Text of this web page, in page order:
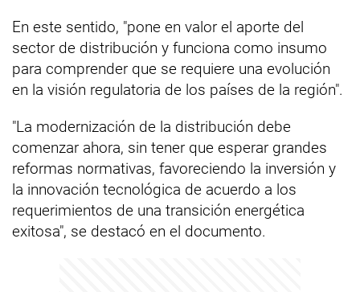
En este sentido, "pone en valor el aporte del
sector de distribución y funciona como insumo
para comprender que se requiere una evolución
en la visión regulatoria de los países de la región".
"La modernización de la distribución debe
comenzar ahora, sin tener que esperar grandes
reformas normativas, favoreciendo la inversión y
la innovación tecnológica de acuerdo a los
requerimientos de una transición energética
exitosa", se destacó en el documento.